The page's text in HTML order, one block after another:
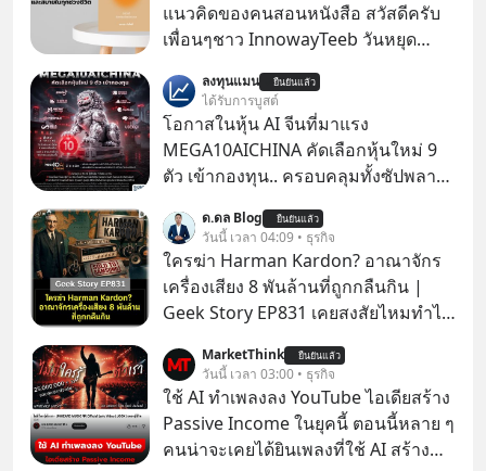
แนวคิดของคนสอนหนังสือ สวัสดีครับ
เพื่อนๆชาว InnowayTeeb วันหยุด
สนใจจบแล้วเกิดคำถามว่า
ลงทุนแมน ยืนยันแล้ว
ได้รับการบูสต์
โอกาสในหุ้น AI จีนที่มาแรง
MEGA10AICHINA คัดเลือกหุ้นใหม่ 9
ตัว เข้ากองทุน.. ครอบคลุมทั้งซัปพลาย
โปรโมชัน ลด 50% ค่าธรรมเนียมซื้อ |
ยอด 2 ล้านบาทขึ้นไป ฟรีค่าธรรมเนียม
ซื้อ
ด.ดล Blog ยืนยันแล้ว
วันนี้ เวลา 04:09 • ธุรกิจ
ใครฆ่า Harman Kardon? อาณาจักร
เครื่องเสียง 8 พันล้านที่ถูกกลืนกิน |
Geek Story EP831 เคยสงสัยไหมทำไม
กล่องมือถือ? หรือลำโพง JBL ถึงวางขาย
เกลื่อนตามห้างทั่วไป? ทั้งที่จริง ๆ แล้ว
ชื่อเหล่านี้คือ “ตำนาน” ระดับเทพที่นัก
เล่นเครื่องเสียงยุคก่อนยอมจ่ายเงินหลัก
MarketThink ยืนยันแล้ว
วันนี้ เวลา 03:00 • ธุรกิจ
ใช้ AI ทำเพลงลง YouTube ไอเดียสร้าง
Passive Income ในยุคนี้ ตอนนี้หลาย ๆ
คนน่าจะเคยได้ยินเพลงที่ใช้ AI สร้าง